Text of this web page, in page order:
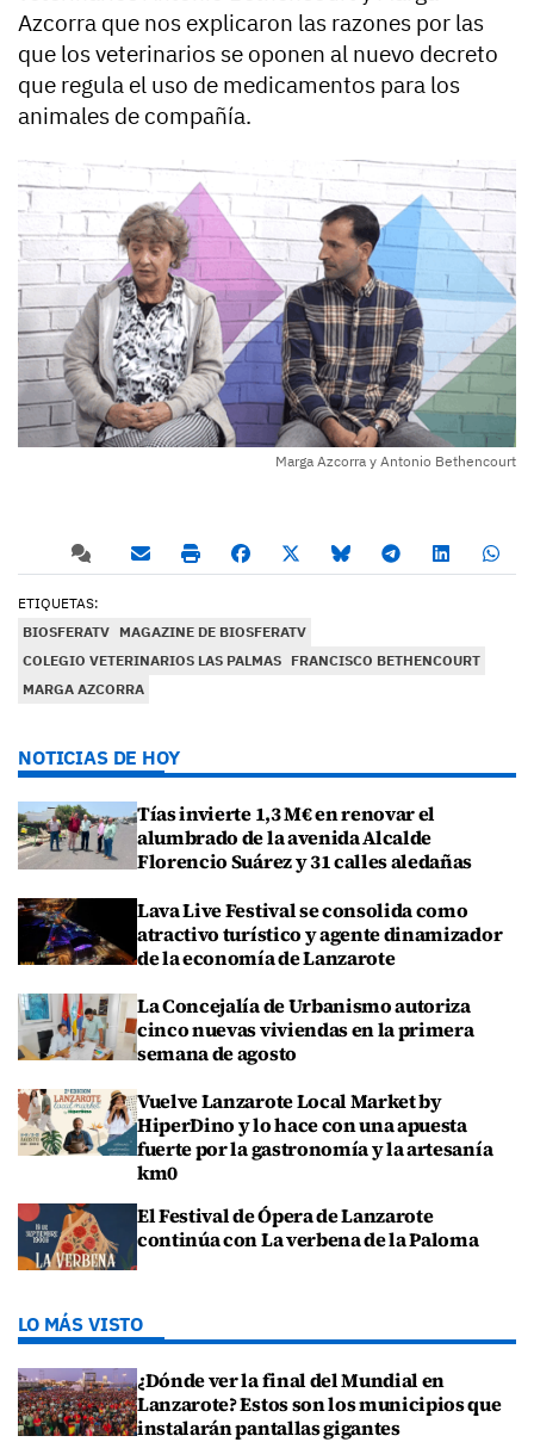
Azcorra que nos explicaron las razones por las
que los veterinarios se oponen al nuevo decreto
que regula el uso de medicamentos para los
animales de compañía.
Marga Azcorra y Antonio Bethencourt
ETIQUETAS:
BIOSFERATV MAGAZINE DE BIOSFERATV
COLEGIO VETERINARIOS LAS PALMAS FRANCISCO BETHENCOURT
MARGA AZCORRA
NOTICIAS DE HOY
Tías invierte 1,3 M€ en renovar el
alumbrado de la avenida Alcalde
Florencio Suárez y 31 calles aledañas
Lava Live Festival se consolida como
atractivo turístico y agente dinamizador
de la economía de Lanzarote
La Concejalía de Urbanismo autoriza
cinco nuevas viviendas en la primera
semana de agosto
Vuelve Lanzarote Local Market by
HiperDino y lo hace con una apuesta
fuerte por la gastronomía y la artesanía
km0
El Festival de Ópera de Lanzarote
continúa con La verbena de la Paloma
LO MÁS VISTO
¿Dónde ver la final del Mundial en
Lanzarote? Estos son los municipios que
instalarán pantallas gigantes